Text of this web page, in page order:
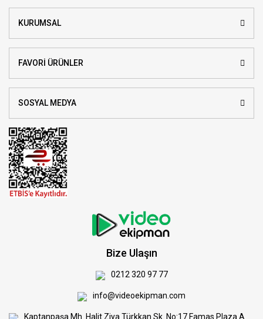
KURUMSAL
FAVORİ ÜRÜNLER
SOSYAL MEDYA
Bize Ulaşın
0212 320 97 77
info@videoekipman.com
Kaptanpaşa Mh. Halit Ziya Türkkan Sk. No:17 Famas Plaza A